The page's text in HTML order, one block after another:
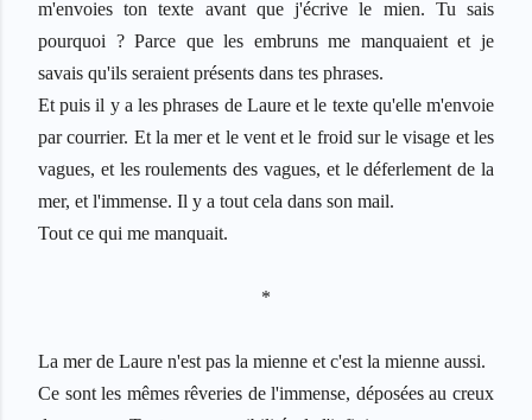
m'envoies ton texte avant que j'écrive le mien. Tu sais
pourquoi ? Parce que les embruns me manquaient et je
savais qu'ils seraient présents dans tes phrases.
Et puis il y a les phrases de Laure et le texte qu'elle m'envoie
par courrier. Et la mer et le vent et le froid sur le visage et les
vagues, et les roulements des vagues, et le déferlement de la
mer, et l'immense. Il y a tout cela dans son mail.
Tout ce qui me manquait.
*
La mer de Laure n'est pas la mienne et c'est la mienne aussi.
Ce sont les mêmes rêveries de l'immense, déposées au creux